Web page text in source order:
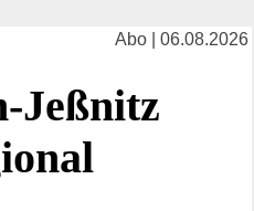
Abo | 06.08.2026
Jeßnitz